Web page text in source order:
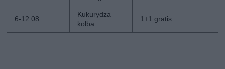
6-12.08
Kukurydza
kolba
1+1 gratis